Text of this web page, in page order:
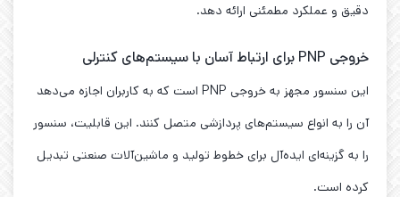
دقیق و عملکرد مطمئنی ارائه دهد.
خروجی PNP برای ارتباط آسان با سیستم‌های کنترلی
این سنسور مجهز به خروجی PNP است که به کاربران اجازه می‌دهد
آن را به انواع سیستم‌های پردازشی متصل کنند. این قابلیت، سنسور
را به گزینه‌ای ایده‌آل برای خطوط تولید و ماشین‌آلات صنعتی تبدیل
کرده است.